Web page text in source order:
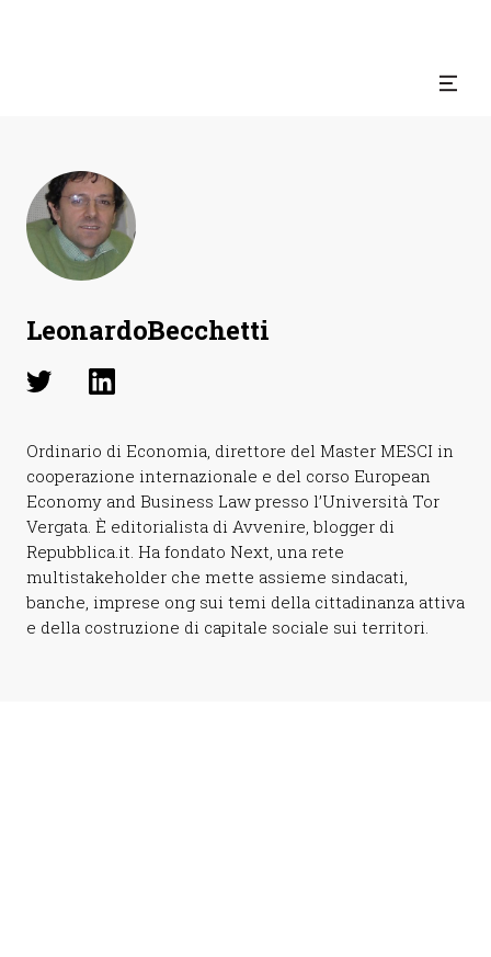
LeonardoBecchetti
Ordinario di Economia, direttore del Master MESCI in
cooperazione internazionale e del corso European
Economy and Business Law presso l’Università Tor
Vergata. È editorialista di Avvenire, blogger di
Repubblica.it. Ha fondato Next, una rete
multistakeholder che mette assieme sindacati,
banche, imprese ong sui temi della cittadinanza attiva
e della costruzione di capitale sociale sui territori.